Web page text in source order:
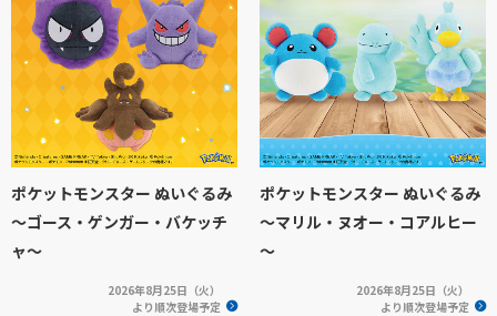
ポケットモンスター ぬいぐるみ
～ゴース・ゲンガー・バケッチ
ャ～
2026年8月25日（火）
より順次登場予定
ポケットモンスター ぬいぐるみ
～マリル・ヌオー・コアルヒー
～
2026年8月25日（火）
より順次登場予定